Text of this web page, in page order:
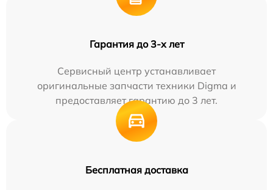
Гарантия до 3-х лет
Сервисный центр устанавливает
оригинальные запчасти техники Digma и
предоставляет гарантию до 3 лет.
Бесплатная доставка